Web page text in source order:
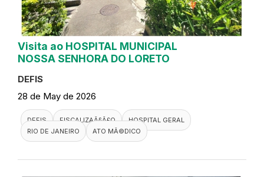
Visita ao HOSPITAL MUNICIPAL
NOSSA SENHORA DO LORETO
DEFIS
28 de May de 2026
DEFIS FISCALIZAÃ§Ã£O
HOSPITAL GERAL
RIO DE JANEIRO
ATO MÃ©DICO